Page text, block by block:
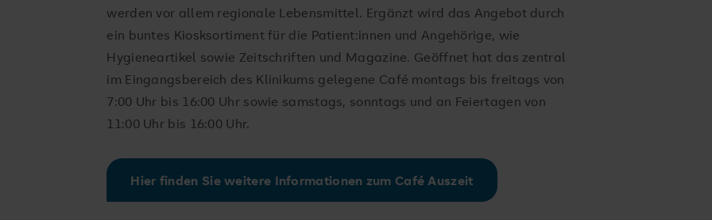
werden vor allem regionale Lebensmittel. Ergänzt wird das Angebot durch
ein buntes Kiosksortiment für die Patient:innen und Angehörige, wie
Hygieneartikel sowie Zeitschriften und Magazine. Geöffnet hat das zentral
im Eingangsbereich des Klinikums gelegene Café montags bis freitags von
7:00 Uhr bis 16:00 Uhr sowie samstags, sonntags und an Feiertagen von
11:00 Uhr bis 16:00 Uhr.
Hier finden Sie weitere Informationen zum Café Auszeit